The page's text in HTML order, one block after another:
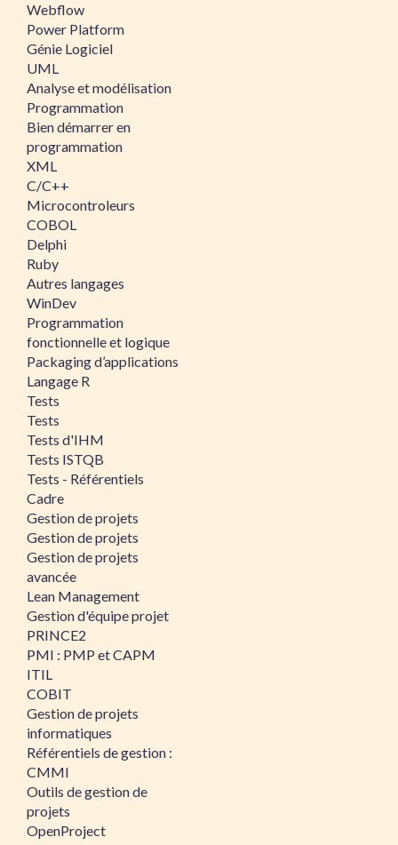
Webflow
Power Platform
Génie Logiciel
UML
Analyse et modélisation
Programmation
Bien démarrer en
programmation
XML
C/C++
Microcontroleurs
COBOL
Delphi
Ruby
Autres langages
WinDev
Programmation
fonctionnelle et logique
Packaging d’applications
Langage R
Tests
Tests
Tests d'IHM
Tests ISTQB
Tests - Référentiels
Cadre
Gestion de projets
Gestion de projets
Gestion de projets
avancée
Lean Management
Gestion d'équipe projet
PRINCE2
PMI : PMP et CAPM
ITIL
COBIT
Gestion de projets
informatiques
Référentiels de gestion :
CMMI
Outils de gestion de
projets
OpenProject